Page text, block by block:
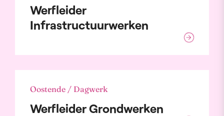
Werfleider
Infrastructuurwerken
Oostende / Dagwerk
Werfleider Grondwerken